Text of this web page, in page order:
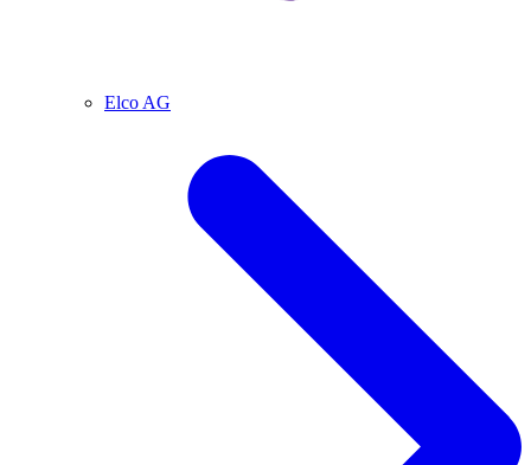
Elco AG